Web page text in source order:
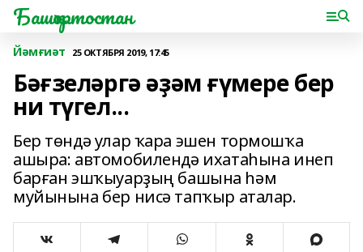
Башҡортостан
Йәмғиәт 25 ОКТЯБРЯ 2019, 17:45
Бәғзеләргә әҙәм ғүмере бер
ни түгел...
Бер төндә улар ҡара эшен тормошҡа
ашыра: автомобилендә ихатаһына инеп
барған эшҡыуарҙың башына һәм
муйынына бер нисә тапҡыр аталар.